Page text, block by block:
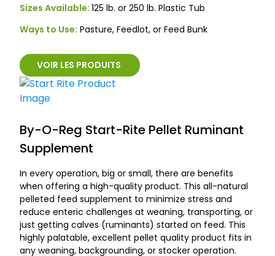
Sizes Available: 125 lb. or 250 lb. Plastic Tub
Ways to Use: Pasture, Feedlot, or Feed Bunk
VOIR LES PRODUITS
By-O-Reg Start-Rite Pellet Ruminant
Supplement
In every operation, big or small, there are benefits
when offering a high-quality product. This all-natural
pelleted feed supplement to minimize stress and
reduce enteric challenges at weaning, transporting, or
just getting calves (ruminants) started on feed. This
highly palatable, excellent pellet quality product fits in
any weaning, backgrounding, or stocker operation.